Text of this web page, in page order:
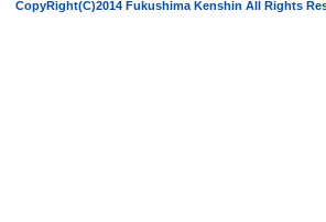
CopyRight(C)2014 Fukushima Kenshin All Rights